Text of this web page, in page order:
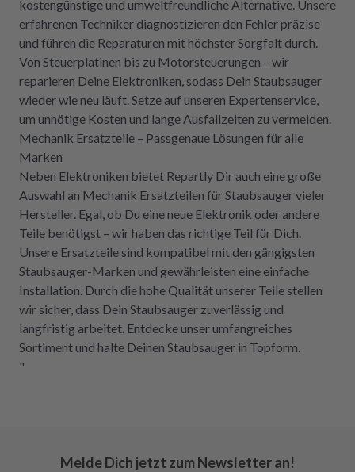
kostengünstige und umweltfreundliche Alternative. Unsere
erfahrenen Techniker diagnostizieren den Fehler präzise
und führen die Reparaturen mit höchster Sorgfalt durch.
Von Steuerplatinen bis zu Motorsteuerungen – wir
reparieren Deine Elektroniken, sodass Dein Staubsauger
wieder wie neu läuft. Setze auf unseren Expertenservice,
um unnötige Kosten und lange Ausfallzeiten zu vermeiden.
Mechanik Ersatzteile – Passgenaue Lösungen für alle
Marken
Neben Elektroniken bietet Repartly Dir auch eine große
Auswahl an Mechanik Ersatzteilen für Staubsauger vieler
Hersteller. Egal, ob Du eine neue Elektronik oder andere
Teile benötigst – wir haben das richtige Teil für Dich.
Unsere Ersatzteile sind kompatibel mit den gängigsten
Staubsauger-Marken und gewährleisten eine einfache
Installation. Durch die hohe Qualität unserer Teile stellen
wir sicher, dass Dein Staubsauger zuverlässig und
langfristig arbeitet. Entdecke unser umfangreiches
Sortiment und halte Deinen Staubsauger in Topform.
"
Melde Dich jetzt zum Newsletter an!